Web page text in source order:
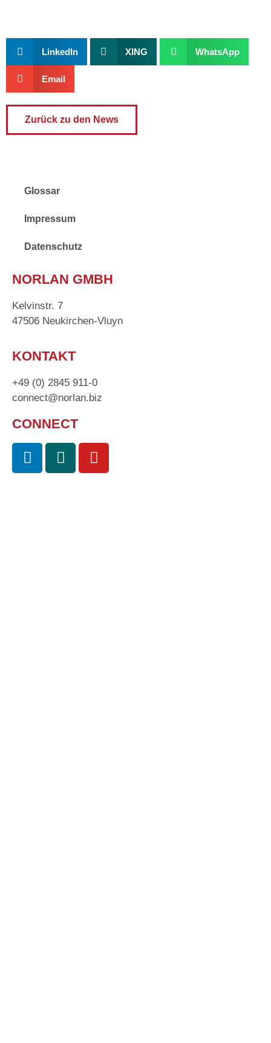
LinkedIn XING WhatsApp
Email
Zurück zu den News
Glossar
Impressum
Datenschutz
NORLAN GMBH
Kelvinstr. 7
47506 Neukirchen-Vluyn
KONTAKT
+49 (0) 2845 911-0
connect@norlan.biz
CONNECT